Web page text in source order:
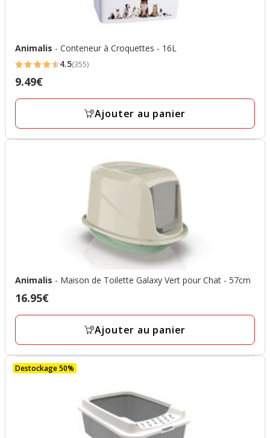
Animalis - Conteneur à Croquettes - 16L
4.5
étoiles
avec
avis
4.5(355)
Prix
9.49€
Ajouter au panier
Animalis - Maison de Toilette Galaxy Vert pour Chat - 57cm
Prix
16.95€
Ajouter au panier
Destockage 50%